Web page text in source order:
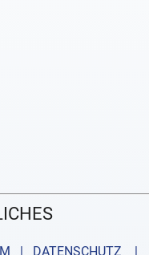
| DATENSCHUTZ |